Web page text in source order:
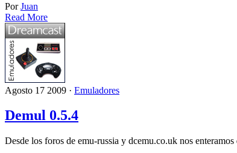
PorJuan
Read More
Agosto 17 2009 · Emuladores
Demul 0.5.4
Desde los foros de emu-russia y dcemu.co.uk nos